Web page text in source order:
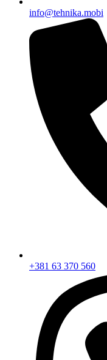
info@tehnika.mobi
+381 63 370 560